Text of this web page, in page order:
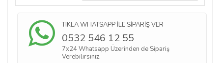
TIKLA WHATSAPP İLE SİPARİŞ VER
0532 546 12 55
7x24 Whatsapp Üzerinden de Sipariş
Verebilirsiniz.